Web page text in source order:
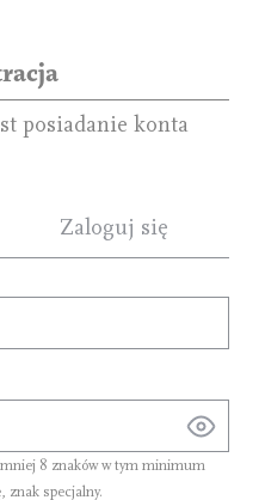
posiadanie konta
8 znakóww tym minimum
, znak specjalny.
Zaloguj się